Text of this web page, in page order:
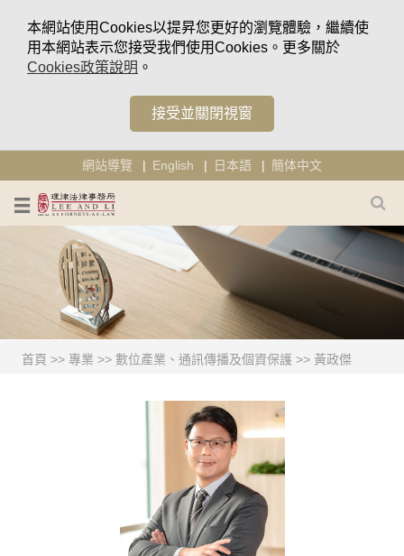
本網站使用Cookies以提昇您更好的瀏覽體驗，繼續使
用本網站表示您接受我們使用Cookies。更多關於
Cookies政策說明 。
接受並關閉視窗
網站導覽 English 日本語 簡体中文
首頁 >> 專業 >> 數位產業、通訊傳播及個資保護 >> 黃政傑